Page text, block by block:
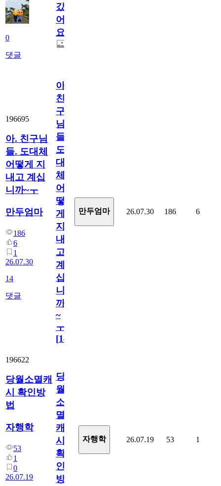
0
댓글
갔
어
요.
196695
아. 친구님
들. 도대체
어떻게 지
내고 계십
니까~ㅜ
만두엄마
186
6
1
26.07.30
14
댓글
아.
친
구
님
들.
도
대
체
어
떻
게
지
내
고
계
십
니
까
~
ㅜ
[14
만두엄마 26.07.30 186 6
196622
당월소멸캐
시 확인방
법
자행학
53
1
0
26.07.19
당
월
소
멸
캐
시
확
인
방
자행학 26.07.19 53 1